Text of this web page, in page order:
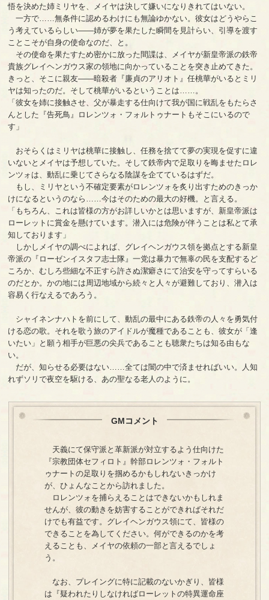
悟を決めた姉ミリヤを、メイヤは決して嫌いになりきれてはいない。
一方で……無条件に認めるわけにも無論ゆかない。彼女はどうやらこ
う考えているらしい――姉が夢を果たした瞬間を見計らい、引導を渡す
ことこそが自身の使命なのだ、と。
その使命を果たすため密かに放った間諜は、メイヤが新皇帝派の鉄帝
貴族グレイヘンガウス家の領地に向かっていることを突き止めてきた。
きっと、そこに親友――暗殺者『廉貞のアリオト』任桃華がいるとミリ
ヤは知ったのだ。そして桃華がいるということは……。
「彼女を姉に接触させ、父が暴走する仕向けて我が国に戦乱をもたらさ
んとした『告死鳥』ロレンツォ・フォルトゥナートもそこにいるので
す」
おそらくはミリヤは桃華に接触し、任務を捨てて夢の実現を促すに違
いないとメイヤは予想していた。そして鉄帝内で足取りを晦ませたロレ
ンツォは、動乱に乗じてさらなる陰謀を企てているはずだ。
もし、ミリヤという不確定要素がロレンツォを炙り出すためのきっか
けになるというのなら……今はそのための最大の好機。と言える。
「もちろん、これは皆様の方がお詳しいかとは思いますが、新皇帝派は
ローレットに賞金を懸けています。潜入には危険が伴うことは私とて承
知しております」
しかしメイヤの調べによれば、グレイヘンガウス領を拠点とする新皇
帝派の『ローゼンイスタフ志士隊』一党は暴力で無辜の民を支配するど
ころか、むしろ些細な不正すら許さぬ潔癖さにて治安を守ってすらいる
のだとか。かの地には周辺地域から続々と人々が避難しており、潜入は
容易く行なえるであろう。
シャイネンナハトを前にして、動乱の最中にある鉄帝の人々を勇気付
ける恋の歌。それを歌う旅のアイドルが魔種であることも、彼女が「逢
いたい」と願う相手が巨悪の尖兵であることも聴衆たちは知る由もな
い。
だが、知らせる必要はない……全ては闇の中で済ませればいい。人知
れずソリで夜空を駆ける、あの聖なる老人のように。
GMコメント
天義にて保守派と革新派が対立するよう仕向けた
『宗教団体セフィロト』幹部ロレンツォ・フォルト
ゥナートの足取りを掴めるかもしれないきっかけ
が、ひょんなことから訪れました。
ロレンツォを捕らえることはできないかもしれま
せんが、彼の動きを妨害することができればそれだ
けでも有益です。グレイヘンガウス領にて、皆様の
できることを為してください。何ができるのかを考
えることも、メイヤの依頼の一部と言えるでしょ
う。
なお、プレイングに特に記載のないかぎり、皆様
は『疑われたりしなければローレットの特異運命座